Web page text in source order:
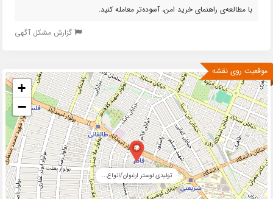
با مطالعه‌ی راهنمای خرید امن، آسوده‌تر معامله کنید.
گزارش مشکل آگهی
موقعیت روی نقشه
تولیدی لوستر ارغوان/انواع...
+
−